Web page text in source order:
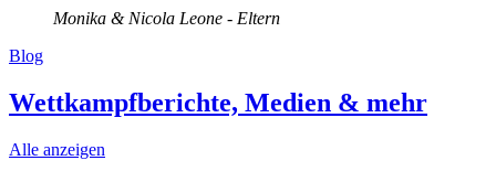
Monika & Nicola Leone - Eltern
Blog
Wettkampfberichte, Medien & mehr
Alle anzeigen